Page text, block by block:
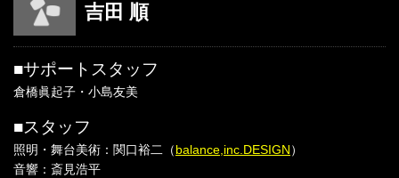
吉田 順
■サポートスタッフ
倉橋眞起子・小島友美
■スタッフ
照明・舞台美術：関口裕二（balance,inc.DESIGN）
音響：斎見浩平